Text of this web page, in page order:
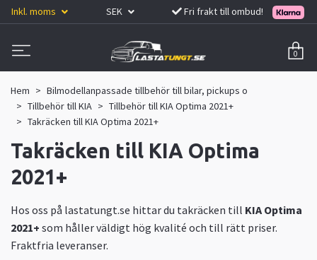
Inkl. moms SEK Fri frakt till ombud!
0
Hem
Bilmodellanpassade tillbehör till bilar, pickups o
Tillbehör till KIA
Tillbehör till KIA Optima 2021+
Takräcken till KIA Optima 2021+
Takräcken till KIA Optima
2021+
Hos oss på lastatungt.se hittar du takräcken till KIA Optima
2021+ som håller väldigt hög kvalité och till rätt priser.
Fraktfria leveranser.